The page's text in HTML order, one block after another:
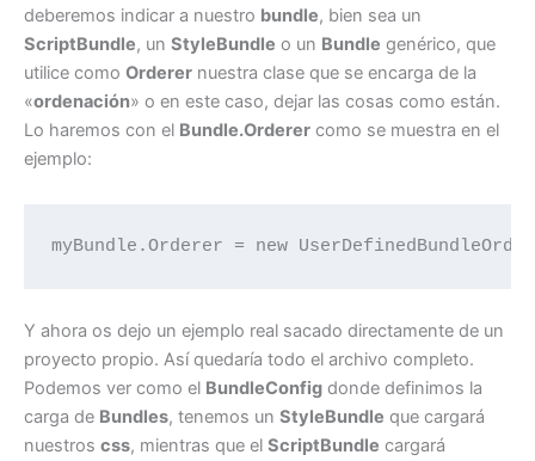
deberemos indicar a nuestro bundle, bien sea un
ScriptBundle, un StyleBundle o un Bundle genérico, que
utilice como Orderer nuestra clase que se encarga de la
«ordenación» o en este caso, dejar las cosas como están.
Lo haremos con el Bundle.Orderer como se muestra en el
ejemplo:
myBundle.Orderer = new
Y ahora os dejo un ejemplo real sacado directamente de un
proyecto propio. Así quedaría todo el archivo completo.
Podemos ver como el BundleConfig donde definimos la
carga de Bundles, tenemos un StyleBundle que cargará
nuestros css, mientras que el ScriptBundle cargará